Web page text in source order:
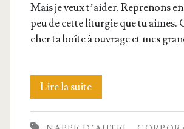
Mais je veux t’aider. Repre­nons
peu de cette litur­gie que tu
cher ta boîte à ouvrage et mes
Lire la suiteLes
linges